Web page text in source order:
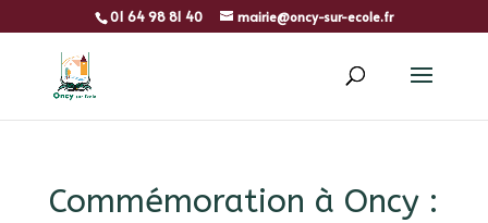
01 64 98 81 40 mairie@oncy-sur-ecole.fr
Commémoration à Oncy :